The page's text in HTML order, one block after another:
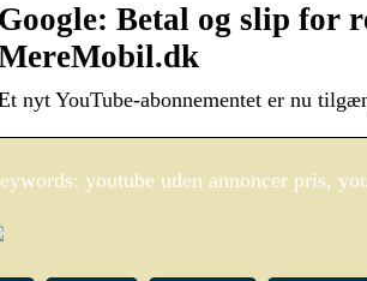
Betal og slip for
nyt YouTube-abonnementet er nu
youtube uden annoncer pris,